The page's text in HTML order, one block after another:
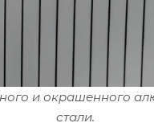
и окрашенного
стали.